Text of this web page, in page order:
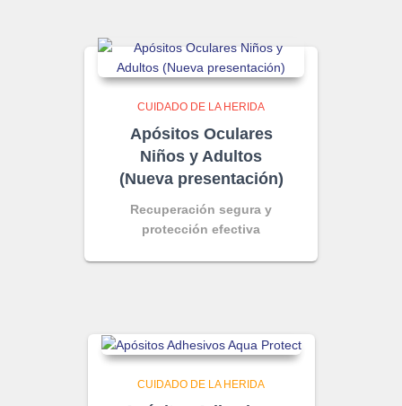
CUIDADO DE LA HERIDA
Apósitos Oculares
Niños y Adultos
(Nueva presentación)
Recuperación segura y
protección efectiva
CUIDADO DE LA HERIDA